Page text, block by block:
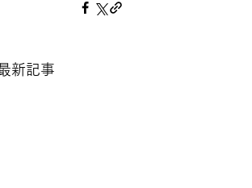
新記事